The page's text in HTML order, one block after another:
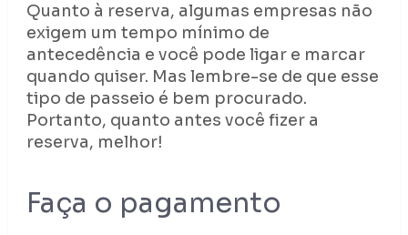
Quanto à reserva, algumas empresas não
exigem um tempo mínimo de
antecedência e você pode ligar e marcar
quando quiser. Mas lembre-se de que esse
tipo de passeio é bem procurado.
Portanto, quanto antes você fizer a
reserva, melhor!
Faça o pagamento